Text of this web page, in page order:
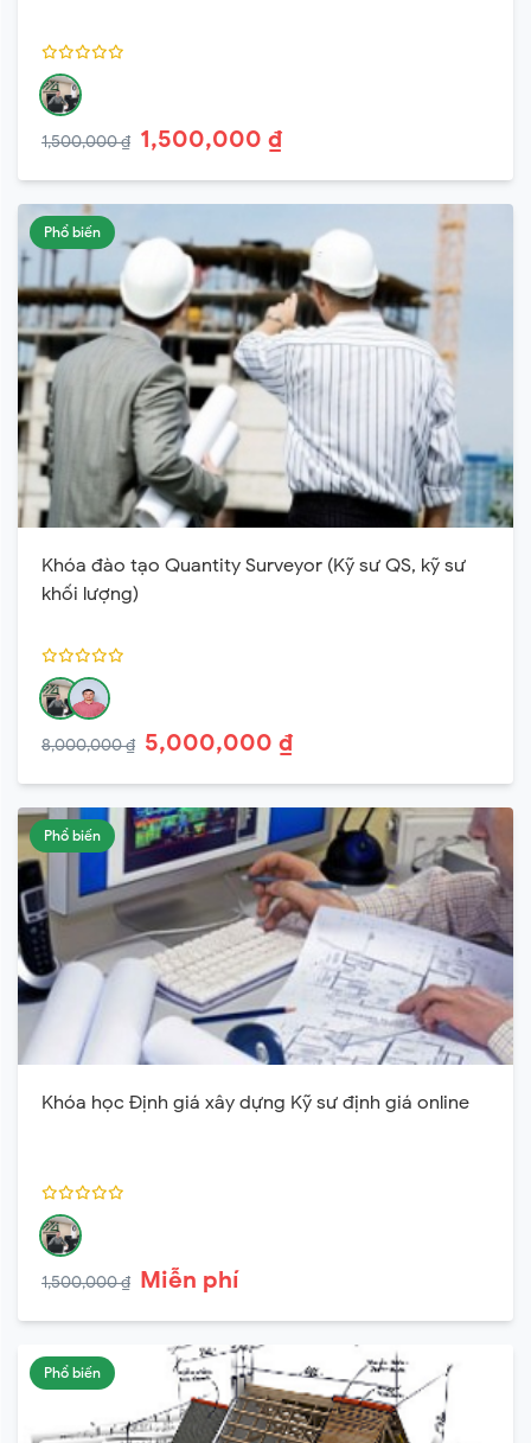
1,500,000 ₫ 1,500,000 ₫
Phổ biến
Khóa đào tạo Quantity Surveyor (Kỹ sư QS, kỹ sư
khối lượng)
8,000,000 ₫ 5,000,000 ₫
Phổ biến
Khóa học Định giá xây dựng Kỹ sư định giá online
1,500,000 ₫ Miễn phí
Phổ biến